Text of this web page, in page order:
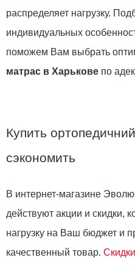
распределяет нагрузку.
индивидуальных
поможем Вам выбрать
матрас в Харькове по
Купить
сэкономить
В интернет-магазине
действуют акции и скидки,
нагрузку на Ваш бюджет и
качественный товар. Скидки